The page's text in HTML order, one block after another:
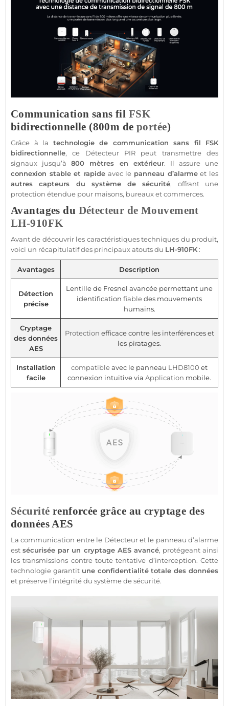
Communication sans fil FSK
bidirectionnelle (800m deportée)
Grâce à la technologie de communication sans fil FSK
bidirectionnelle, ce DétecteurPIR peut transmettre des
signaux jusqu’à800 mètres en extérieur. Il assure une
connexion stable et rapide avec le panneau d’alarmeet les
autres capteurs du systèmedesécurité, offrant une
protection étendue pour maisons, bureauxetcommerces.
Avantages du Détecteur de Mouvement
LH-910FK
Avant de découvrir les caractéristiques techniques du produit,
voici un récapitulatif des principaux atouts du LH-910FK:
Avantages Description
Détection
précise
Lentille de Fresnel avancée permettant une
identification fiabledes mouvements
humains.
Cryptage
des données
AES
Protection efficace contre les interférences et
les piratages.
Installation
facile
compatibleavec le panneau LHD8100 et
connexion intuitive via Application mobile.
Sécurité renforcée grâce au cryptage des
données AES
La communication entre le Détecteuret le panneau d’alarme
estsécurisée par un cryptage AES avancé, protégeant ainsi
les transmissions contre toute tentative d’interception. Cette
technologie garantit une confidentialité totale des données
et préserve l’intégrité du systèmedesécurité.